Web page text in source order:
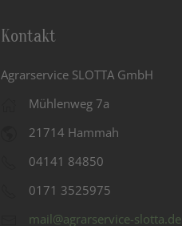
Kontakt
Agrarservice SLOTTA GmbH
Mühlenweg 7a
21714 Hammah
04141 84850
0171 3525975
mail@agrarservice-slotta.de